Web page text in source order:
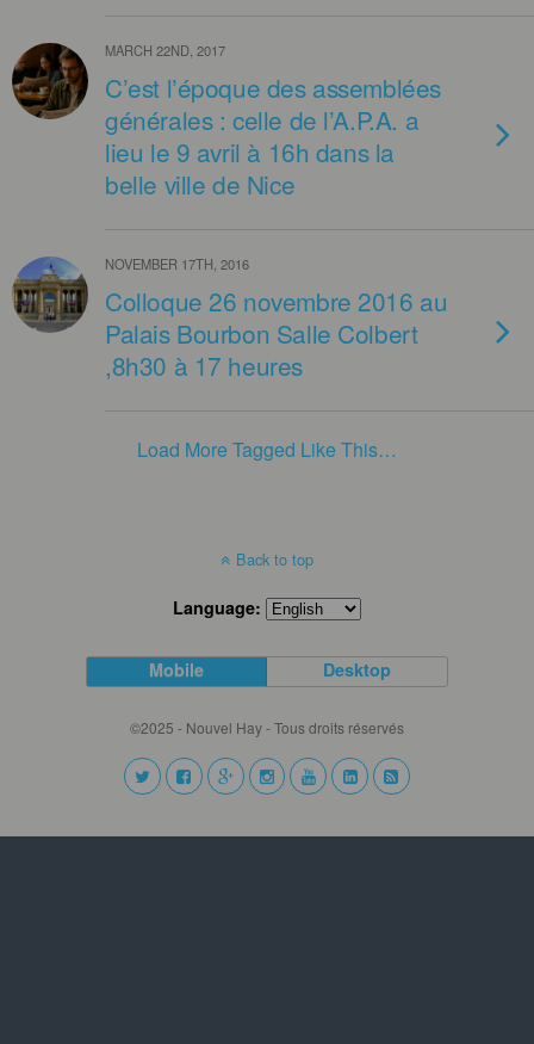
MARCH 22ND, 2017
C’est l’époque des assemblées
générales : celle de l’A.P.A. a
lieu le 9 avril à 16h dans la
belle ville de Nice
NOVEMBER 17TH, 2016
Colloque 26 novembre 2016 au
Palais Bourbon Salle Colbert
,8h30 à 17 heures
Load More Tagged Like This…
Back to top
Language:
Mobile Desktop
©2025 - Nouvel Hay - Tous droits réservés